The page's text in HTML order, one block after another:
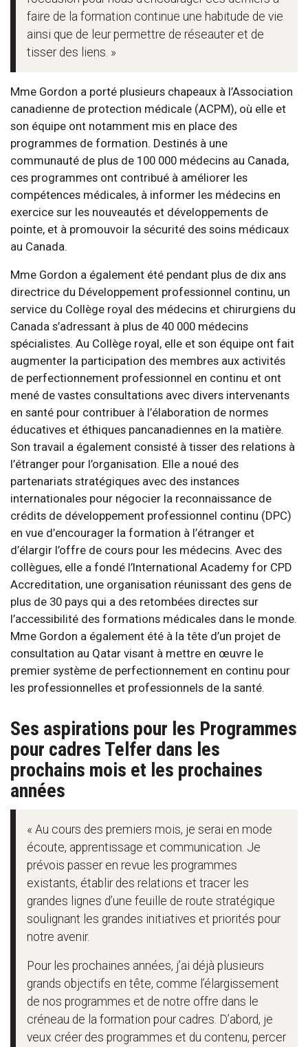
faire de la formation continue une habitude de vie
ainsi que de leur permettre de réseauter et de
tisser des liens. »
Mme Gordon a porté plusieurs chapeaux à l’Association
canadienne de protection médicale (ACPM), où elle et
son équipe ont notamment mis en place des
programmes de formation. Destinés à une
communauté de plus de 100 000 médecins au Canada,
ces programmes ont contribué à améliorer les
compétences médicales, à informer les médecins en
exercice sur les nouveautés et développements de
pointe, et à promouvoir la sécurité des soins médicaux
au Canada.
Mme Gordon a également été pendant plus de dix ans
directrice du Développement professionnel continu, un
service du Collège royal des médecins et chirurgiens du
Canada s’adressant à plus de 40 000 médecins
spécialistes. Au Collège royal, elle et son équipe ont fait
augmenter la participation des membres aux activités
de perfectionnement professionnel en continu et ont
mené de vastes consultations avec divers intervenants
en santé pour contribuer à l’élaboration de normes
éducatives et éthiques pancanadiennes en la matière.
Son travail a également consisté à tisser des relations à
l’étranger pour l’organisation. Elle a noué des
partenariats stratégiques avec des instances
internationales pour négocier la reconnaissance de
crédits de développement professionnel continu (DPC)
en vue d’encourager la formation à l’étranger et
d’élargir l’offre de cours pour les médecins. Avec des
collègues, elle a fondé l’International Academy for CPD
Accreditation, une organisation réunissant des gens de
plus de 30 pays qui a des retombées directes sur
l’accessibilité des formations médicales dans le monde.
Mme Gordon a également été à la tête d’un projet de
consultation au Qatar visant à mettre en œuvre le
premier système de perfectionnement en continu pour
les professionnelles et professionnels de la santé.
Ses aspirations pour les Programmes
pour cadres Telfer dans les
prochains mois et les prochaines
années
« Au cours des premiers mois, je serai en mode
écoute, apprentissage et communication. Je
prévois passer en revue les programmes
existants, établir des relations et tracer les
grandes lignes d’une feuille de route stratégique
soulignant les grandes initiatives et priorités pour
notre avenir.
Pour les prochaines années, j’ai déjà plusieurs
grands objectifs en tête, comme l’élargissement
de nos programmes et de notre offre dans le
créneau de la formation pour cadres. D’abord, je
veux créer des programmes et du contenu, percer